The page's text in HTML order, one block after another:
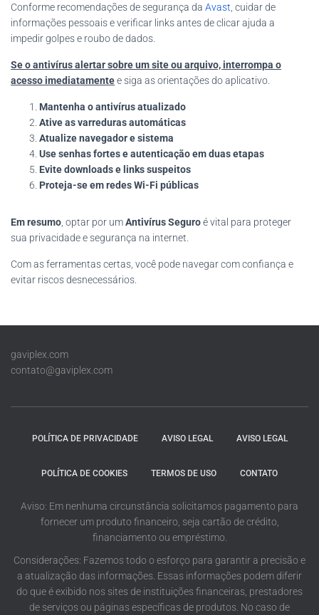
Conforme recomendações de segurança da Avast , cuidar de
informações pessoais e verificar links antes de clicar ajuda a
impedir golpes e roubo de dados.
Se o antivírus alertar sobre um site ou arquivo, interrompa o
acesso imediatamentee siga as orientações do aplicativo.
Mantenha o antivírus atualizado
Ative as varreduras automáticas
Atualize navegador e sistema
Use senhas fortes e autenticação em duas etapas
Evite downloads e links suspeitos
Proteja-se em redes Wi-Fi públicas
Em resumo , optar por umAntivírus Seguroé vital para proteger
sua privacidade e segurança na internet.
Com as ferramentas certas, você pode navegar com confiança e
evitar riscos desnecessários.
gaviplex.com
contato@gaviplex.com
POLÍTICA DE PRIVACIDADE AVISO LEGAL AVISO LEGAL
POLÍTICA DE COOKIES TERMOS DE USO CONTATO
Aviso: Em nenhuma circunstância solicitamos pagamento para
fornecer um produto financeiro, seja cartão de crédito,
financiamento ou empréstimo.
Considerações: Fazemos todo o esforço para garantir a precisão e
a atualização das informações. Essas informações podem diferir
do que é exibido nos sites de instituições financeiras, prestadores
de serviços ou páginas específicas de produtos. No caso de